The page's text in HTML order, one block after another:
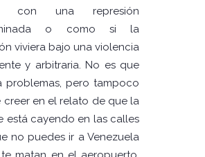
con una represión
o como si la
viviera bajo una violencia
y arbitraria. No es que
problemas, pero tampoco
creer en el relato de que la
está cayendo en las calles
no puedes ir a Venezuela